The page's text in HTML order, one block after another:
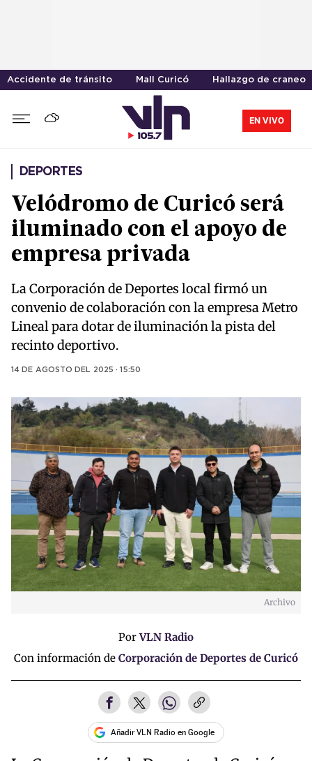
Accidente de tránsito Mall Curicó Hallazgo de craneo
EN VIVO
DEPORTES
Velódromo de Curicó será
iluminado con el apoyo de
empresa privada
La Corporación de Deportes local firmó un
convenio de colaboración con la empresa Metro
Lineal para dotar de iluminación la pista del
recinto deportivo.
14 DE AGOSTO DEL 2025 · 15:50
Archivo
PorVLN Radio
Con información de Corporación de Deportes de Curicó
Añadir VLN Radio en Google